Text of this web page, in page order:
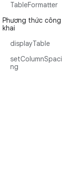
TableFormatter
Phương thức công
khai
displayTable
setColumnSpaci
ng